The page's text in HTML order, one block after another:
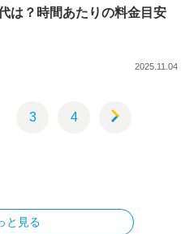
は？時間あたりの料金目安
2025.11.04
3 4
と見る